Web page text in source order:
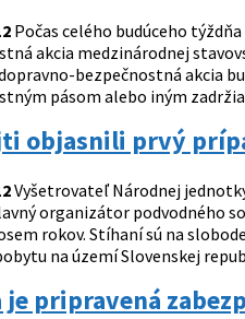
Počas celého budúceho
akcia medzinárodnej
bezpečnostná akcia
pásom alebo iným
objasnili prvý
Vyšetrovateľ Národnej
organizátor podvodného
rokov. Stíhaní sú na
na území Slovenskej
je pripravená